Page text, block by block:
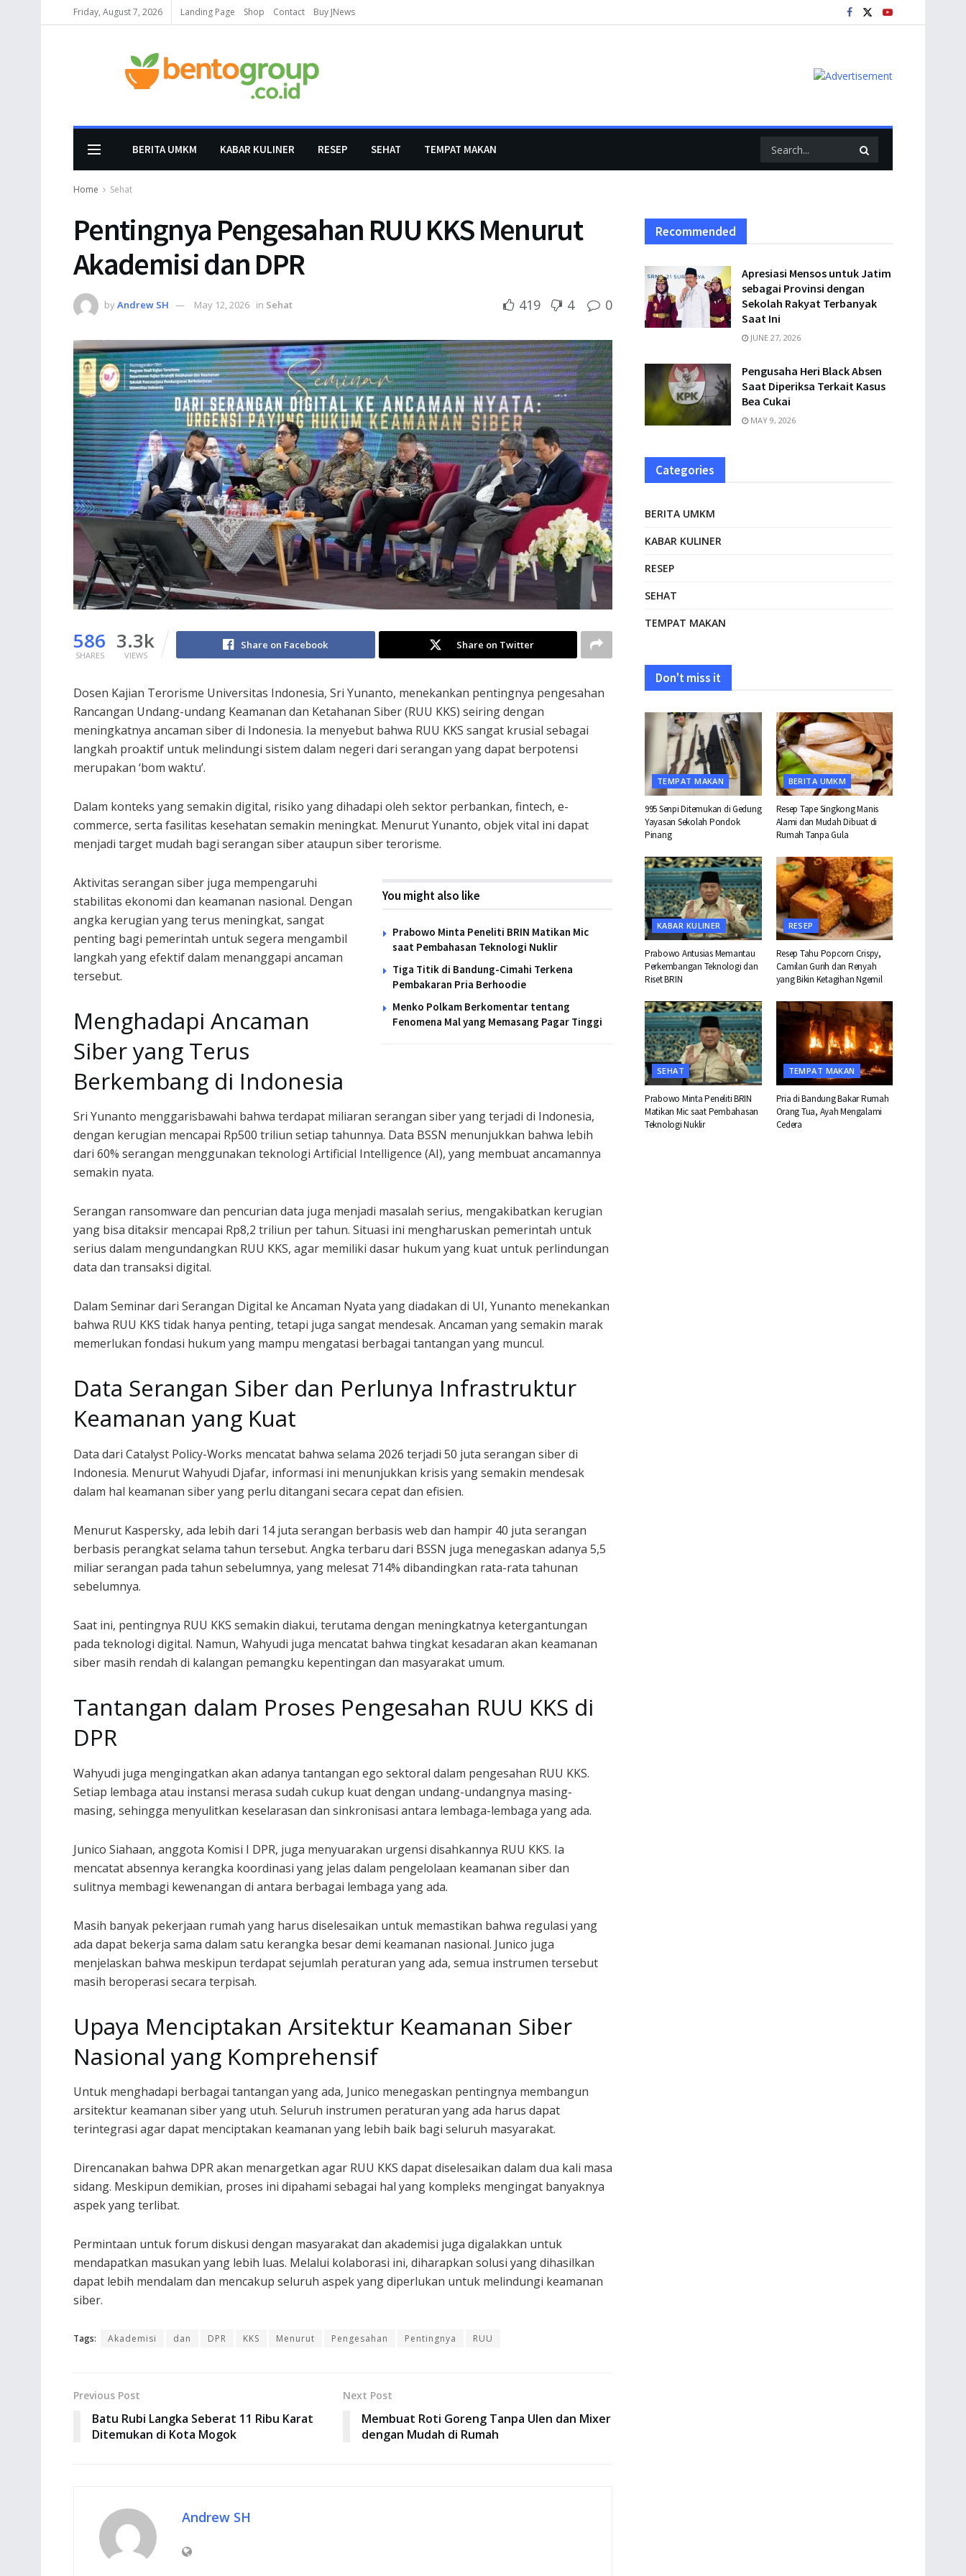
Friday, August 7, 2026 Landing Page Shop Contact Buy JNews
BERITA UMKM KABAR KULINER RESEP SEHAT TEMPAT MAKAN
Home Sehat
Pentingnya Pengesahan RUU KKS Menurut
Akademisi dan DPR
byAndrew SH May 12, 2026 in Sehat 419 4 0
586
SHARES
3.3k
VIEWS
Share on Facebook Share on Twitter
Dosen Kajian Terorisme Universitas Indonesia, Sri Yunanto, menekankan pentingnya pengesahan
Rancangan Undang-undang Keamanan dan Ketahanan Siber (RUU KKS) seiring dengan
meningkatnya ancaman siber di Indonesia. Ia menyebut bahwa RUU KKS sangat krusial sebagai
langkah proaktif untuk melindungi sistem dalam negeri dari serangan yang dapat berpotensi
merupakan ‘bom waktu’.
Dalam konteks yang semakin digital, risiko yang dihadapi oleh sektor perbankan, fintech, e-
commerce, serta fasilitas kesehatan semakin meningkat. Menurut Yunanto, objek vital ini dapat
menjadi target mudah bagi serangan siber ataupun siber terorisme.
You might also like
Prabowo Minta Peneliti BRIN Matikan Mic
saat Pembahasan Teknologi Nuklir
Tiga Titik di Bandung-Cimahi Terkena
Pembakaran Pria Berhoodie
Menko Polkam Berkomentar tentang
Fenomena Mal yang Memasang Pagar Tinggi
Aktivitas serangan siber juga mempengaruhi
stabilitas ekonomi dan keamanan nasional. Dengan
angka kerugian yang terus meningkat, sangat
penting bagi pemerintah untuk segera mengambil
langkah yang efektif dalam menanggapi ancaman
tersebut.
Menghadapi Ancaman
Siber yang Terus
Berkembang di Indonesia
Sri Yunanto menggarisbawahi bahwa terdapat miliaran serangan siber yang terjadi di Indonesia,
dengan kerugian mencapai Rp500 triliun setiap tahunnya. Data BSSN menunjukkan bahwa lebih
dari 60% serangan menggunakan teknologi Artificial Intelligence (AI), yang membuat ancamannya
semakin nyata.
Serangan ransomware dan pencurian data juga menjadi masalah serius, mengakibatkan kerugian
yang bisa ditaksir mencapai Rp8,2 triliun per tahun. Situasi ini mengharuskan pemerintah untuk
serius dalam mengundangkan RUU KKS, agar memiliki dasar hukum yang kuat untuk perlindungan
data dan transaksi digital.
Dalam Seminar dari Serangan Digital ke Ancaman Nyata yang diadakan di UI, Yunanto menekankan
bahwa RUU KKS tidak hanya penting, tetapi juga sangat mendesak. Ancaman yang semakin marak
memerlukan fondasi hukum yang mampu mengatasi berbagai tantangan yang muncul.
Data Serangan Siber dan Perlunya Infrastruktur
Keamanan yang Kuat
Data dari Catalyst Policy-Works mencatat bahwa selama 2026 terjadi 50 juta serangan siber di
Indonesia. Menurut Wahyudi Djafar, informasi ini menunjukkan krisis yang semakin mendesak
dalam hal keamanan siber yang perlu ditangani secara cepat dan efisien.
Menurut Kaspersky, ada lebih dari 14 juta serangan berbasis web dan hampir 40 juta serangan
berbasis perangkat selama tahun tersebut. Angka terbaru dari BSSN juga menegaskan adanya 5,5
miliar serangan pada tahun sebelumnya, yang melesat 714% dibandingkan rata-rata tahunan
sebelumnya.
Saat ini, pentingnya RUU KKS semakin diakui, terutama dengan meningkatnya ketergantungan
pada teknologi digital. Namun, Wahyudi juga mencatat bahwa tingkat kesadaran akan keamanan
siber masih rendah di kalangan pemangku kepentingan dan masyarakat umum.
Tantangan dalam Proses Pengesahan RUU KKS di
DPR
Wahyudi juga mengingatkan akan adanya tantangan ego sektoral dalam pengesahan RUU KKS.
Setiap lembaga atau instansi merasa sudah cukup kuat dengan undang-undangnya masing-
masing, sehingga menyulitkan keselarasan dan sinkronisasi antara lembaga-lembaga yang ada.
Junico Siahaan, anggota Komisi I DPR, juga menyuarakan urgensi disahkannya RUU KKS. Ia
mencatat absennya kerangka koordinasi yang jelas dalam pengelolaan keamanan siber dan
sulitnya membagi kewenangan di antara berbagai lembaga yang ada.
Masih banyak pekerjaan rumah yang harus diselesaikan untuk memastikan bahwa regulasi yang
ada dapat bekerja sama dalam satu kerangka besar demi keamanan nasional. Junico juga
menjelaskan bahwa meskipun terdapat sejumlah peraturan yang ada, semua instrumen tersebut
masih beroperasi secara terpisah.
Upaya Menciptakan Arsitektur Keamanan Siber
Nasional yang Komprehensif
Untuk menghadapi berbagai tantangan yang ada, Junico menegaskan pentingnya membangun
arsitektur keamanan siber yang utuh. Seluruh instrumen peraturan yang ada harus dapat
terintegrasi agar dapat menciptakan keamanan yang lebih baik bagi seluruh masyarakat.
Direncanakan bahwa DPR akan menargetkan agar RUU KKS dapat diselesaikan dalam dua kali masa
sidang. Meskipun demikian, proses ini dipahami sebagai hal yang kompleks mengingat banyaknya
aspek yang terlibat.
Permintaan untuk forum diskusi dengan masyarakat dan akademisi juga digalakkan untuk
mendapatkan masukan yang lebih luas. Melalui kolaborasi ini, diharapkan solusi yang dihasilkan
dapat lebih mendalam dan mencakup seluruh aspek yang diperlukan untuk melindungi keamanan
siber.
Tags: Akademisi dan DPR KKS Menurut Pengesahan Pentingnya RUU
Previous Post
Batu Rubi Langka Seberat 11 Ribu Karat
Ditemukan di Kota Mogok
Next Post
Membuat Roti Goreng Tanpa Ulen dan Mixer
dengan Mudah di Rumah
Andrew SH
Recommended
Apresiasi Mensos untuk Jatim
sebagai Provinsi dengan
Sekolah Rakyat Terbanyak
Saat Ini
JUNE 27, 2026
Pengusaha Heri Black Absen
Saat Diperiksa Terkait Kasus
Bea Cukai
MAY 9, 2026
Categories
BERITA UMKM
KABAR KULINER
RESEP
SEHAT
TEMPAT MAKAN
Don't miss it
TEMPAT MAKAN
995 Senpi Ditemukan di Gedung
Yayasan Sekolah Pondok
Pinang
BERITA UMKM
Resep Tape Singkong Manis
Alami dan Mudah Dibuat di
Rumah Tanpa Gula
KABAR KULINER
Prabowo Antusias Memantau
Perkembangan Teknologi dan
Riset BRIN
RESEP
Resep Tahu Popcorn Crispy,
Camilan Gurih dan Renyah
yang Bikin Ketagihan Ngemil
SEHAT
Prabowo Minta Peneliti BRIN
Matikan Mic saat Pembahasan
Teknologi Nuklir
TEMPAT MAKAN
Pria di Bandung Bakar Rumah
Orang Tua, Ayah Mengalami
Cedera